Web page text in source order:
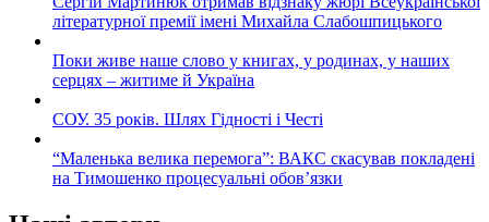
літературної премії імені Михайла Слабошпицького
Поки живе наше слово у книгах, у родинах, у наших
серцях – житиме й Україна
СОУ. 35 років. Шлях Гідності і Честі
“Маленька велика перемога”: ВАКС скасував покладені
на Тимошенко процесуальні обов’язки